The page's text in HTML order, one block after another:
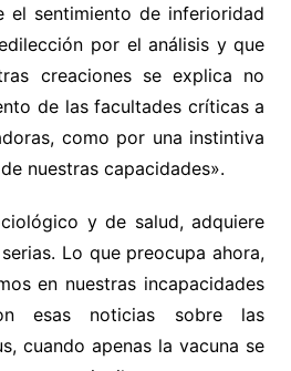
el sentimiento de inferioridad
por el análisis y que
creaciones se explica no
de las facultades críticas a
como por una instintiva
nuestras capacidades».
y de salud, adquiere
Lo que preocupa ahora,
en nuestras incapacidades
esas noticias sobre las
cuando apenas la vacuna se